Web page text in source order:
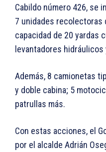
Cabildo número 426, se
7 unidades recolectoras
capacidad de 20 yardas
levantadores
Además, 8 camionetas
y doble cabina; 5
patrullas más.
Con estas acciones, el
por el alcalde Adrián